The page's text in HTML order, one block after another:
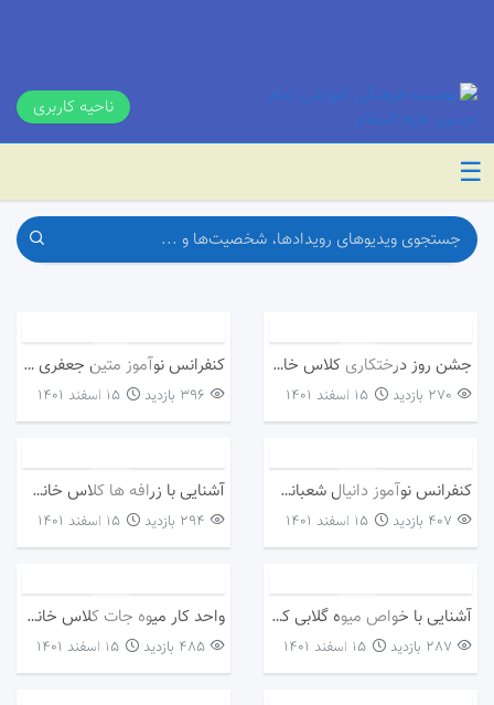
ناحیه کاربری
☰
جشن روز درختکاری کلاس خانم اروندی
270 بازدید ۱۵ اسفند ۱۴۰۱
کنفرانس نوآموز متین جعفری کلاس خانم مصطفی پور
396 بازدید ۱۵ اسفند ۱۴۰۱
کنفرانس نوآموز دانیال شعبانی کلاس خانم مصطفی پور
407 بازدید ۱۵ اسفند ۱۴۰۱
آشنایی با زرافه ها کلاس خانم مصطفی پور
294 بازدید ۱۵ اسفند ۱۴۰۱
آشنایی با خواص میوه گلابی کلاس خانم سالاری
287 بازدید ۱۵ اسفند ۱۴۰۱
واحد کار میوه جات کلاس خانم سالاری
485 بازدید ۱۵ اسفند ۱۴۰۱